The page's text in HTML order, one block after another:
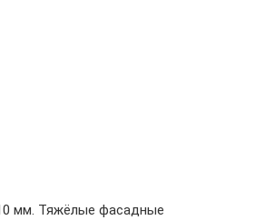
мм. Тяжёлые фасадные